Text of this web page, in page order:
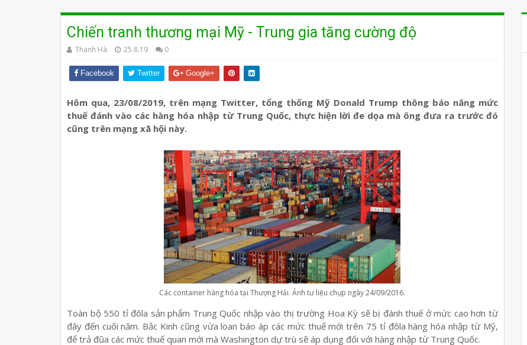
Chiến tranh thương mại Mỹ - Trung gia tăng cường độ
Thanh Hà 25.8.19 0
Facebook Twitter Google+
Hôm qua, 23/08/2019, trên mạng Twitter, tổng thống Mỹ Donald Trump thông báo nâng mức
thuế đánh vào các hàng hóa nhập từ Trung Quốc, thực hiện lời đe dọa mà ông đưa ra trước đó
cũng trên mạng xã hội này.
Các container hàng hóa tại Thượng Hải. Ảnh tư liệu chụp ngày 24/09/2016.
Toàn bộ 550 tỉ đôla sản phẩm Trung Quốc nhập vào thị trường Hoa Kỳ sẽ bị đánh thuế ở mức cao hơn từ
đây đến cuối năm. Bắc Kinh cũng vừa loan báo áp các mức thuế mới trên 75 tỉ đôla hàng hóa nhập từ Mỹ,
để trả đũa các mức thuế quan mới mà Washington dự trù sẽ áp dụng đối với hàng nhập từ Trung Quốc.